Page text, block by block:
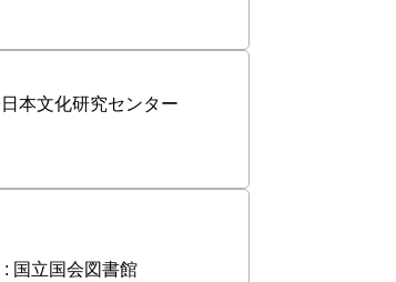
本文化研究センター
: 国立国会図書館